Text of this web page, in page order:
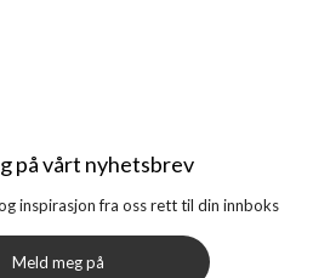
på vårt nyhetsbrev
inspirasjon fra oss rett til din innboks
Meld meg på